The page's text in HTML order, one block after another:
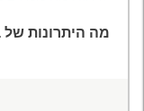
מה היתרונות של